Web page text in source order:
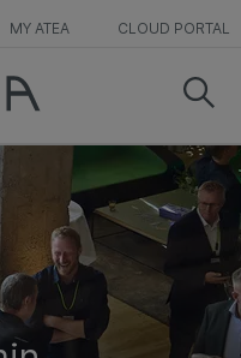
MY ATEA CLOUD PORTAL